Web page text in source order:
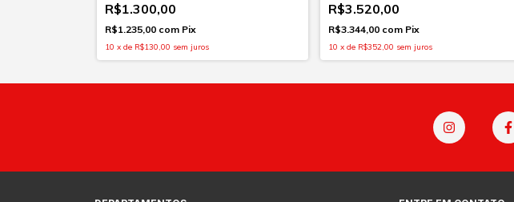
R$1.300,00
R$1.235,00 com Pix
10 x de R$130,00 sem juros
R$3.520,00
R$3.344,00 com Pix
10 x de R$352,00 sem juros